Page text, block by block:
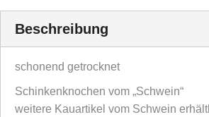
Beschreibung
schonend getrocknet
Schinkenknochen vom „Schwein“
weitere Kauartikel vom Schwein